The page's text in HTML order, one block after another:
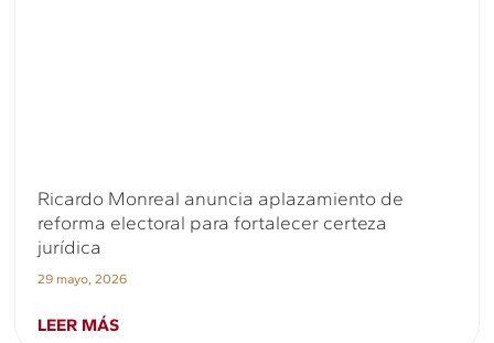
Ricardo Monreal anuncia aplazamiento de
reforma electoral para fortalecer certeza
jurídica
29 mayo, 2026
LEER MÁS